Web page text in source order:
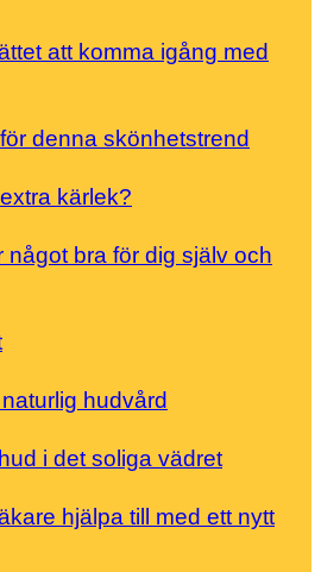
att komma igång med
denna skönhetstrend
kärlek?
något bra för dig själv och
hudvård
i det soliga vädret
hjälpa till med ett nytt